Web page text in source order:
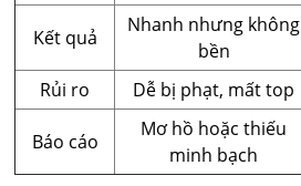
Kết quả
Nhanh nhưng không
bền
Rủi ro
Dễ bị phạt, mất top
Báo cáo
Mơ hồ hoặc thiếu
minh bạch